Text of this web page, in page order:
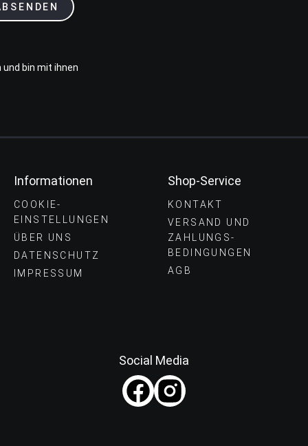
bin mit ihnen
Informationen
COOKIE-
EINSTELLUNGEN
ÜBER UNS
DATENSCHUTZ
IMPRESSUM
Shop-Service
KONTAKT
VERSAND UND
ZAHLUNGS­
BEDINGUNGEN
AGB
Social Media